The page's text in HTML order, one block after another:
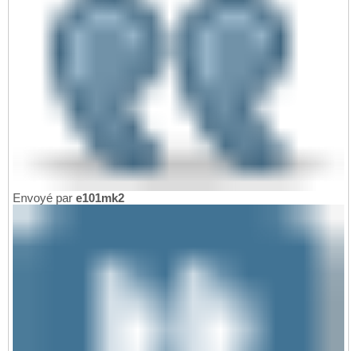
Envoyé par e101mk2